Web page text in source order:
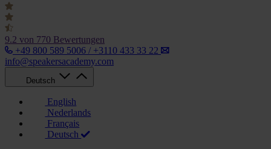
9.2 von 770 Bewertungen
+49 800 589 5006 / +3110 433 33 22
info@speakersacademy.com
Deutsch
English
Nederlands
Français
Deutsch